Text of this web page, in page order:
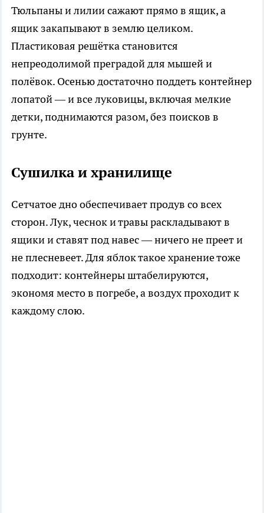
Тюльпаны и лилии сажают прямо в ящик, а
ящик закапывают в землю целиком.
Пластиковая решётка становится
непреодолимой преградой для мышей и
полёвок. Осенью достаточно поддеть контейнер
лопатой — и все луковицы, включая мелкие
детки, поднимаются разом, без поисков в
грунте.
Сушилка и хранилище
Сетчатое дно обеспечивает продув со всех
сторон. Лук, чеснок и травы раскладывают в
ящики и ставят под навес — ничего не преет и
не плесневеет. Для яблок такое хранение тоже
подходит: контейнеры штабелируются,
экономя место в погребе, а воздух проходит к
каждому слою.